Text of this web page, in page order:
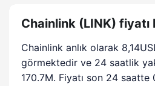
Chainlink (LINK)
Chainlink anlık olarak
görmektedir ve 24 saatlik
170.7M. Fiyatı son 24